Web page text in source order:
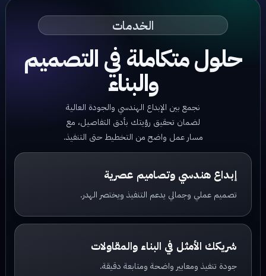
الخدمات
حلول متكاملة في التصميم
والبناء
نجمع بين الإبداع الهندسي والجودة العالية
لضمان تحقيق رؤيتك بأدق التفاصيل، مع
مسار عمل واضح من التخطيط حتى التنفيذ.
إبداع هندسي وتصاميم عصرية
تصميم عملي وجمالي يدعم التنفيذ ويختصر الهدر.
شريكك الأمثل في البناء والمقاولات
جودة تنفيذ ومعايير واضحة ومتابعة دقيقة.